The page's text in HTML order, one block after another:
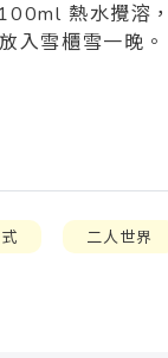
熱水攪溶
入雪櫃雪一晚。
二人世界